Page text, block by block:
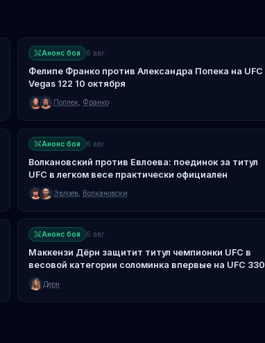
Анонс боя 6 авг.
Фелипе Франко против Александра Попека на UFC
Vegas 122 10 октября
Поппек, Франко
Анонс боя 6 авг.
Волкановский против Евлоева: поединок за титул
UFC в легком весе практически официален
Эвлоев, Волкановски
Анонс боя 6 авг.
Маккензи Дёрн защитит титул чемпионки UFC в
весовой категории соломинка впервые на UFC 330
Дерн